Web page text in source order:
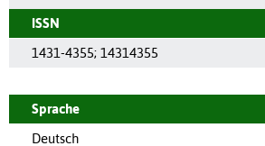
ISSN
1431-4355; 14314355
Sprache
Deutsch